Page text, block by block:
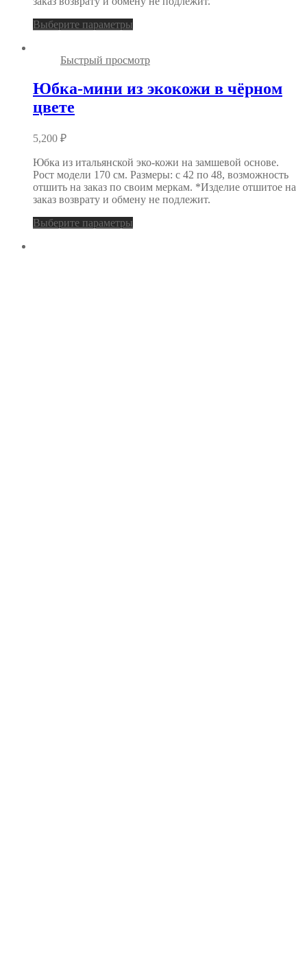
Выберите параметры
Быстрый просмотр
Юбка-мини из экокожи в чёрном
цвете
5,200 ₽
Юбка из итальянской эко-кожи на замшевой основе.
Рост модели 170 см. Размеры: с 42 по 48, возможность
отшить на заказ по своим меркам. *Изделие отшитое на
заказ возврату и обмену не подлежит.
Выберите параметры